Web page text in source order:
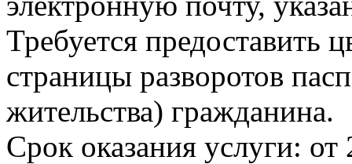
Требуется предоставить
страницы разворотов
жительства) гражданина.
Срок оказания услуги: от